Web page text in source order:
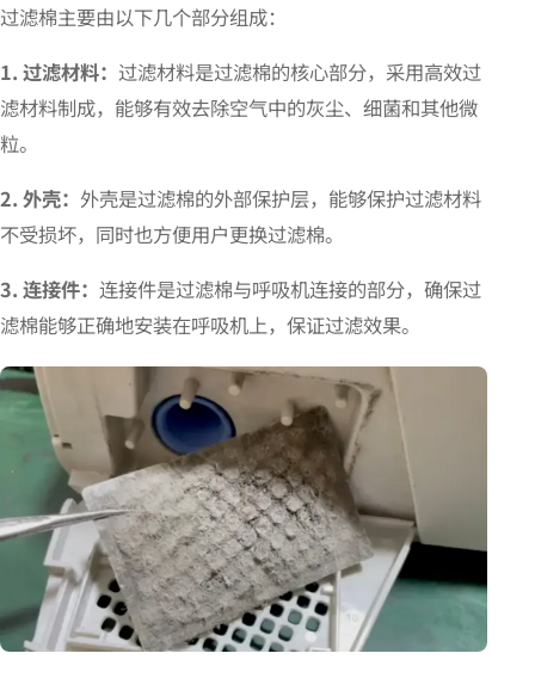
过滤棉主要由以下几个部分组成：
1. 过滤材料： 过滤材料是过滤棉的核心部分，采用高效过
滤材料制成，能够有效去除空气中的灰尘、细菌和其他微
粒。
2. 外壳： 外壳是过滤棉的外部保护层，能够保护过滤材料
不受损坏，同时也方便用户更换过滤棉。
3. 连接件： 连接件是过滤棉与呼吸机连接的部分，确保过
滤棉能够正确地安装在呼吸机上，保证过滤效果。